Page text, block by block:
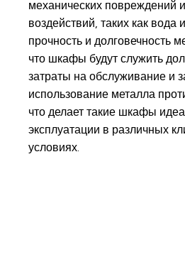
механических повреждений
воздействий, таких как
прочность и долговечность
что шкафы будут служить
затраты на обслуживание и
использование металла
что делает такие шкафы
эксплуатации в различных
условиях.